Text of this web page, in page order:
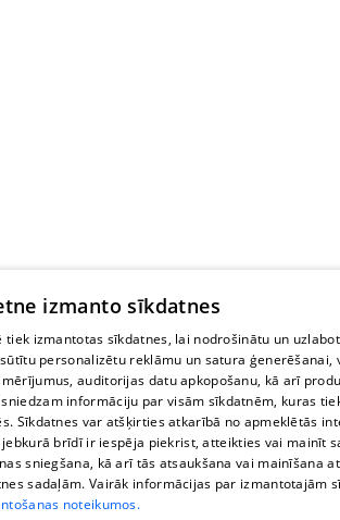
izmanto sīkdatnes
tiek izmantotas sīkdatnes, lai nodrošinātu un
personalizētu reklāmu un satura ģenerēšanai,
auditorijas datu apkopošanu, kā arī
informāciju par visām sīkdatnēm, kuras
Sīkdatnes var atšķirties atkarībā no apmeklētās
brīdī ir iespēja piekrist, atteikties vai mainīt
sniegšana, kā arī tās atsaukšana vai mainīšana
sadaļām. Vairāk informācijas par izmantotajām
noteikumos.